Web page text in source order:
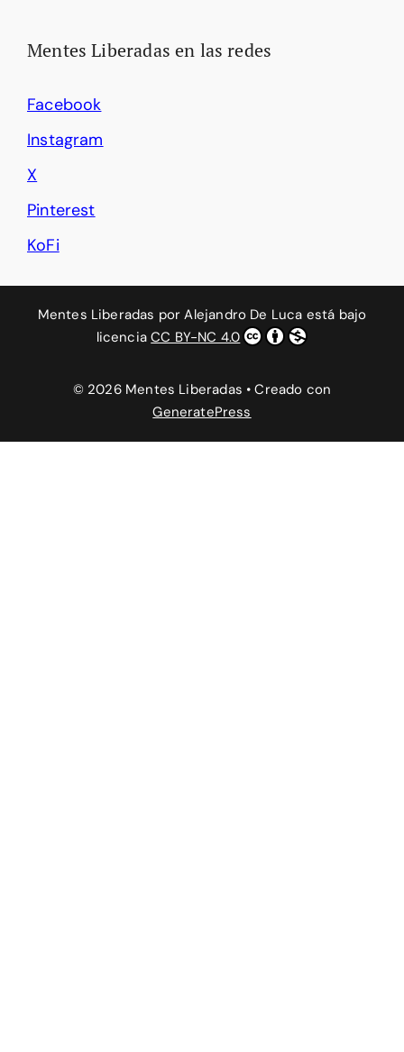
Mentes Liberadas en las redes
Facebook
Instagram
X
Pinterest
KoFi
Mentes Liberadas porAlejandro De Luca está bajo
licenciaCC BY-NC 4.0
© 2026 Mentes Liberadas • Creado con
GeneratePress